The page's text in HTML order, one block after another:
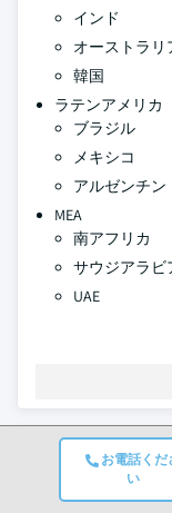
お電話くだ
い
インド
オーストラリ
韓国
ラテンアメリカ
ブラジル
メキシコ
アルゼンチン
MEA
南アフリカ
サウジアラビ
UAE
よくある質問
2024年のサ